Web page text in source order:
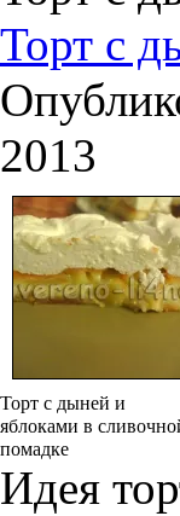
Торт с
2013
Торт с дыней и
яблоками в
помадке
Идея